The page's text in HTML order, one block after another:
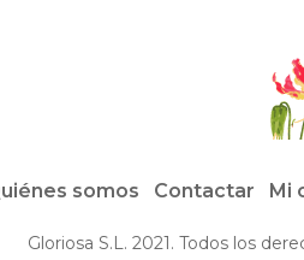
somos Contactar Mi
Gloriosa S.L. 2021. Todos los